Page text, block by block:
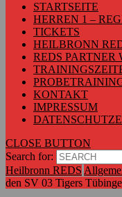
STARTSEITE
HERREN 1 –
TICKETS
HEILBRONN
REDS PARTNER
KONTAKT
IMPRESSUM
CLOSE BUTTON
Search for:
Heilbronn REDS
den SV 03 Tigers